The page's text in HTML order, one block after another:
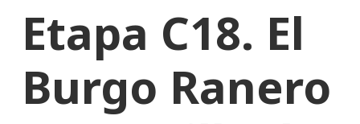
Etapa C18. El
Burgo Ranero